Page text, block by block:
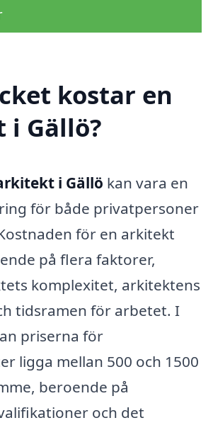
kostar en
Gällö?
i Gällö kan vara en
för både privatpersoner
för en arkitekt
på flera faktorer,
komplexitet, arkitektens
tidsramen för arbetet. I
priserna för
ligga mellan 500 och 1500
beroende på
och det